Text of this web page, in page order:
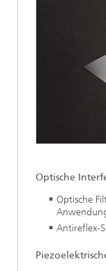
Optische
Optische
Antireflex-